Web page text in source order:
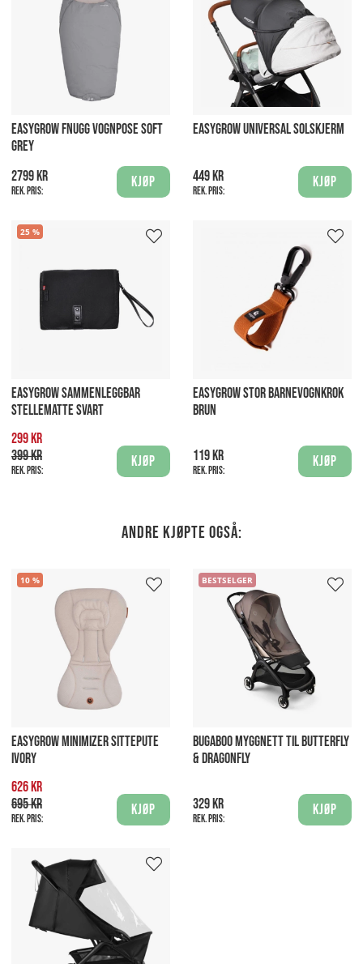
EASYGROW FNUGG VOGNPOSE SOFT
GREY
2799 kr
Rek. pris:
Kjøp
EASYGROW UNIVERSAL SOLSKJERM
449 kr
Rek. pris:
Kjøp
25
EASYGROW SAMMENLEGGBAR
STELLEMATTE SVART
299 kr
399 kr
Rek. pris:
Kjøp
EASYGROW STOR BARNEVOGNKROK
BRUN
119 kr
Rek. pris:
Kjøp
Andre kjøpte også:
10
EASYGROW MINIMIZER SITTEPUTE
IVORY
626 kr
695 kr
Rek. pris:
Kjøp
BESTSELGER
BUGABOO MYGGNETT TIL BUTTERFLY
& DRAGONFLY
329 kr
Rek. pris:
Kjøp